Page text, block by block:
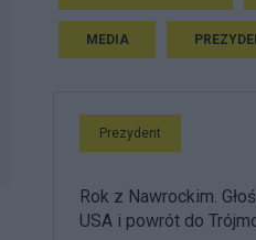
MEDIA
Prezydent
Rok z Nawrockim.
USA i powrót do